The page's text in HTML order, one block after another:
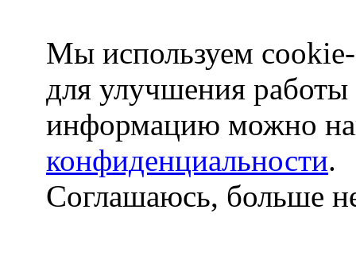
Мы используем
для улучшения
информацию можно
конфиденциальности.
Соглашаюсь, больше